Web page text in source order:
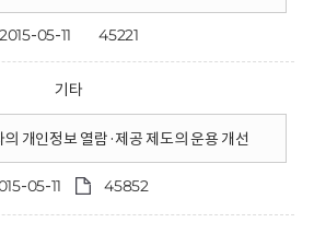
2015-05-11 45221
기타
개인정보 열람·제공 제도의 운용 개선
05-11 45852